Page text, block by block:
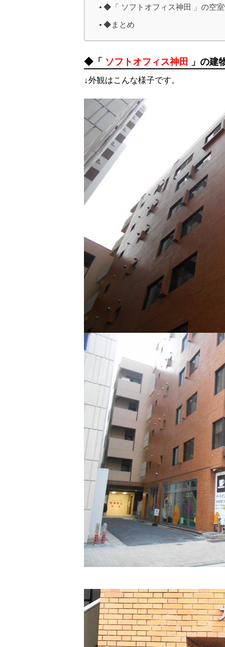
◆「 ソフトオフィス神田 」の空
◆まとめ
◆「 ソフトオフィス神田 」の建
↓外観はこんな様子です。